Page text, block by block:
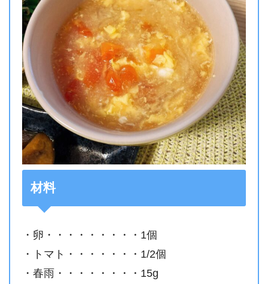
材料
・卵・・・・・・・・・1個
・トマト・・・・・・・1/2個
・春雨・・・・・・・・15g